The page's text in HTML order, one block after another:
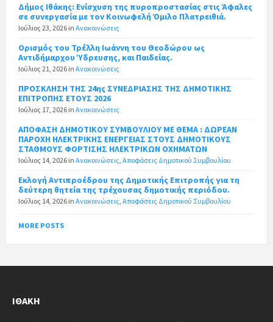
Δήμος Ιθάκης: Ενίσχυση της πυροπροστασίας στις Άφαλες
σε συνεργασία με τον Κοινωφελή Όμιλο Πλατρειθιά.
Ιούλιος 23, 2026 in Ανακοινώσεις
Ορισμός του Τρέλλη Ιωάννη του Θεοδώρου ως
Αντιδήμαρχου Ύδρευσης, και Παιδείας.
Ιούλιος 21, 2026 in Ανακοινώσεις
ΠΡΟΣΚΛΗΣΗ ΤΗΣ 24ης ΣΥΝΕΔΡΙΑΣΗΣ ΤΗΣ ΔΗΜΟΤΙΚΗΣ
ΕΠΙΤΡΟΠΗΣ ΕΤΟΥΣ 2026
Ιούλιος 17, 2026 in Ανακοινώσεις
ΑΠΟΦΑΣΗ ΔΗΜΟΤΙΚΟΥ ΣΥΜΒΟΥΛΙΟΥ ΜΕ ΘΕΜΑ : ΔΩΡΕΑΝ
ΠΑΡΟΧΗ ΗΛΕΚΤΡΙΚΗΣ ΕΝΕΡΓΕΙΑΣ ΣΤΟΥΣ ΔΗΜΟΤΙΚΟΥΣ
ΣΤΑΘΜΟΥΣ ΦΟΡΤΙΣΗΣ ΗΛΕΚΤΡΙΚΩΝ ΟΧΗΜΑΤΩΝ
Ιούλιος 14, 2026 in Ανακοινώσεις Αποφάσεις Δημοτικού Συμβουλίου
Εκλογή Αντιπροέδρου της Δημοτικής Επιτροπής για τη
δεύτερη θητεία της τρέχουσας δημοτικής περιόδου.
Ιούλιος 14, 2026 in Ανακοινώσεις Αποφάσεις Δημοτικού Συμβουλίου
MORE POSTS
ΙΘΆΚΗ